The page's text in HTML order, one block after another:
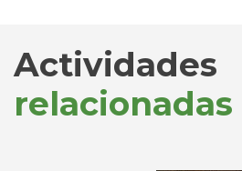
Actividades
relacionadas